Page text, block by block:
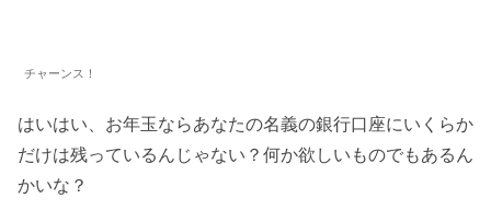
チャーンス！
はいはい、お年玉ならあなたの名義の銀行口座にいくらか
だけは残っているんじゃない？何か欲しいものでもあるん
かいな？